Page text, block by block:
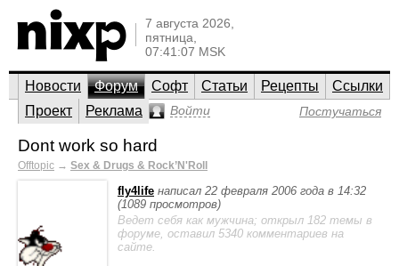
7 августа 2026,
пятница,
07:41:07 MSK
Новости Форум Софт Статьи Рецепты
Ссылки
Проект
Реклама Войти Постучаться
Dont work so hard
Offtopic → Sex & Drugs & Rock’N'Roll
fly4life написал 22 февраля 2006 года в 14:32
(1089 просмотров)
Ведет себя как мужчина; открыл 182 темы в
форуме, оставил 5340 комментариев на
сайте.